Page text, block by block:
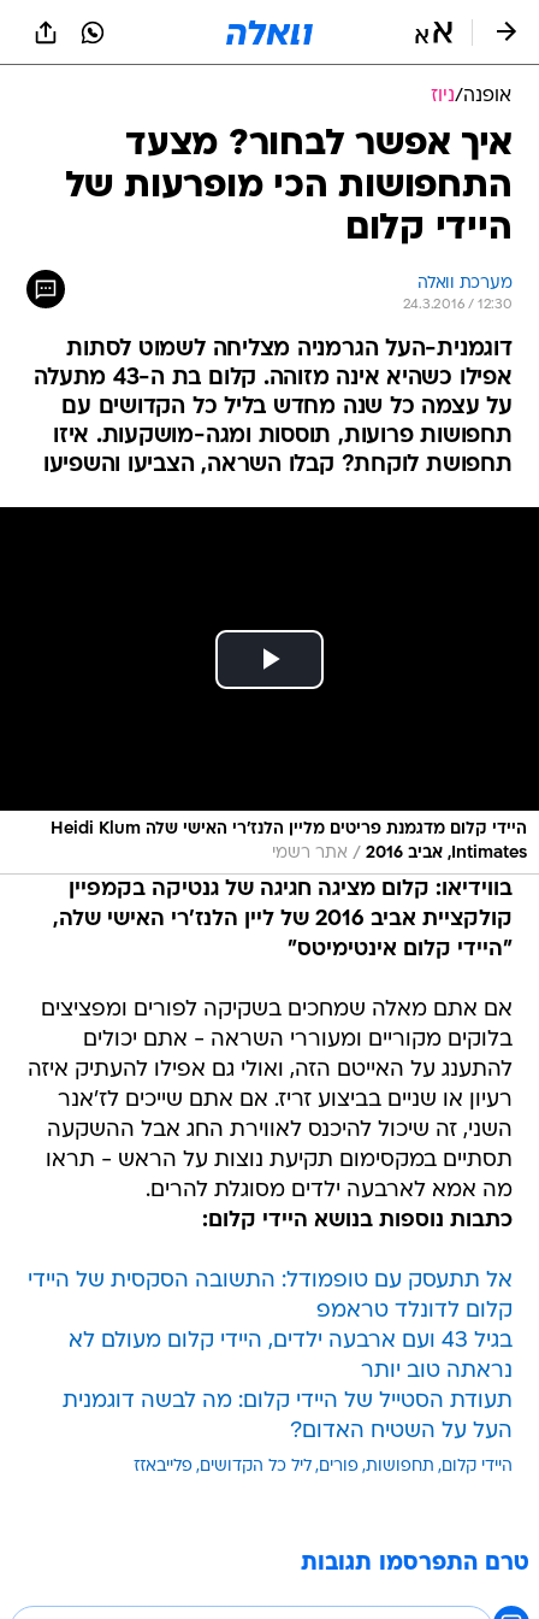
אופנה/ניוז
איך אפשר לבחור? מצעד
התחפושות הכי מופרעות של
היידי קלום
מערכת וואלה
24.3.2016 / 12:30
דוגמנית-העל הגרמניה מצליחה לשמוט לסתות
אפילו כשהיא אינה מזוהה. קלום בת ה-43 מתעלה
על עצמה כל שנה מחדש בליל כל הקדושים עם
תחפושות פרועות, תוססות ומגה-מושקעות. איזו
תחפושת לוקחת? קבלו השראה, הצביעו והשפיעו
היידי קלום מדגמנת פריטים מליין הלנז'רי האישי שלה Heidi Klum
Intimates, אביב 2016
/ אתר רשמי
בווידיאו: קלום מציגה חגיגה של גנטיקה בקמפיין
קולקציית אביב 2016 של ליין הלנז'רי האישי שלה,
"היידי קלום אינטימיטס"
אם אתם מאלה שמחכים בשקיקה לפורים ומפציצים
בלוקים מקוריים ומעוררי השראה - אתם יכולים
להתענג על האייטם הזה, ואולי גם אפילו להעתיק איזה
רעיון או שניים בביצוע זריז. אם אתם שייכים לז'אנר
השני, זה שיכול להיכנס לאווירת החג אבל ההשקעה
תסתיים במקסימום תקיעת נוצות על הראש - תראו
מה אמא לארבעה ילדים מסוגלת להרים.
כתבות נוספות בנושא היידי קלום:
אל תתעסק עם טופמודל: התשובה הסקסית של היידי
קלום לדונלד טראמפ
בגיל 43 ועם ארבעה ילדים, היידי קלום מעולם לא
נראתה טוב יותר
תעודת הסטייל של היידי קלום: מה לבשה דוגמנית
העל על השטיח האדום?
היידי קלום תחפושות פורים ליל כל הקדושים פלייבאזז
טרם התפרסמו תגובות